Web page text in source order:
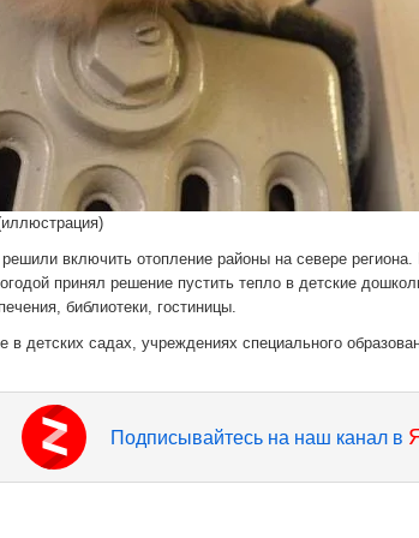
включить отопление районы на севере
принял решение пустить тепло в детские
библиотеки, гостиницы.
детских садах, учреждениях специального
Подписывайтесь на наш канал в